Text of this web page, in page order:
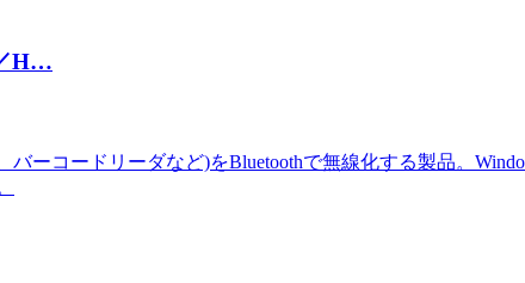
H…
ーコードリーダなど)をBluetoothで無線化する製品。